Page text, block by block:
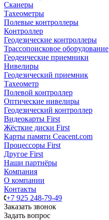
Сканеры
Тахеометры
Полевые контроллеры
Контроллер
Геодезические контроллеры
Трассопоисковое оборудование
Геодеические приемники
Нивелиры
Геодезический приемник
Тахеометр
Полевой контроллер
Оптические нивелиры
Геодезический контроллер
Видеокарты First
Жёсткие диски First
Карты памяти Ceacent.com
Процессоры First
Другое First
Наши партнёры
Компания
О компании
Контакты
+7 925 248-79-49
Заказать звонок
Задать вопрос